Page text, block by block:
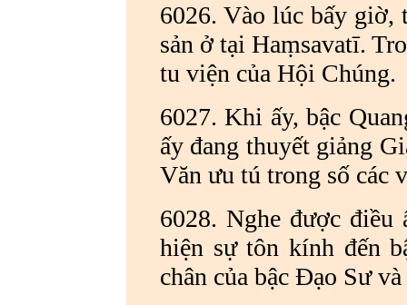
6026. Vào lúc bấy giờ,
sản ở tại Haṃsavatī.
tu viện của Hội Chúng.
6027. Khi ấy, bậc
ấy đang thuyết giảng
Văn ưu tú trong số các
6028. Nghe được
hiện sự tôn kính đến
chân của bậc Đạo Sư